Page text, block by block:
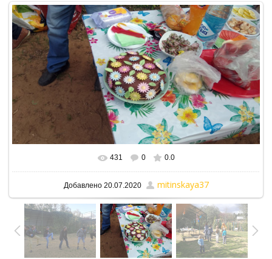
В реальном размере 1500x844
431 0 0.0
Добавлено20.07.2020 mitinskaya37